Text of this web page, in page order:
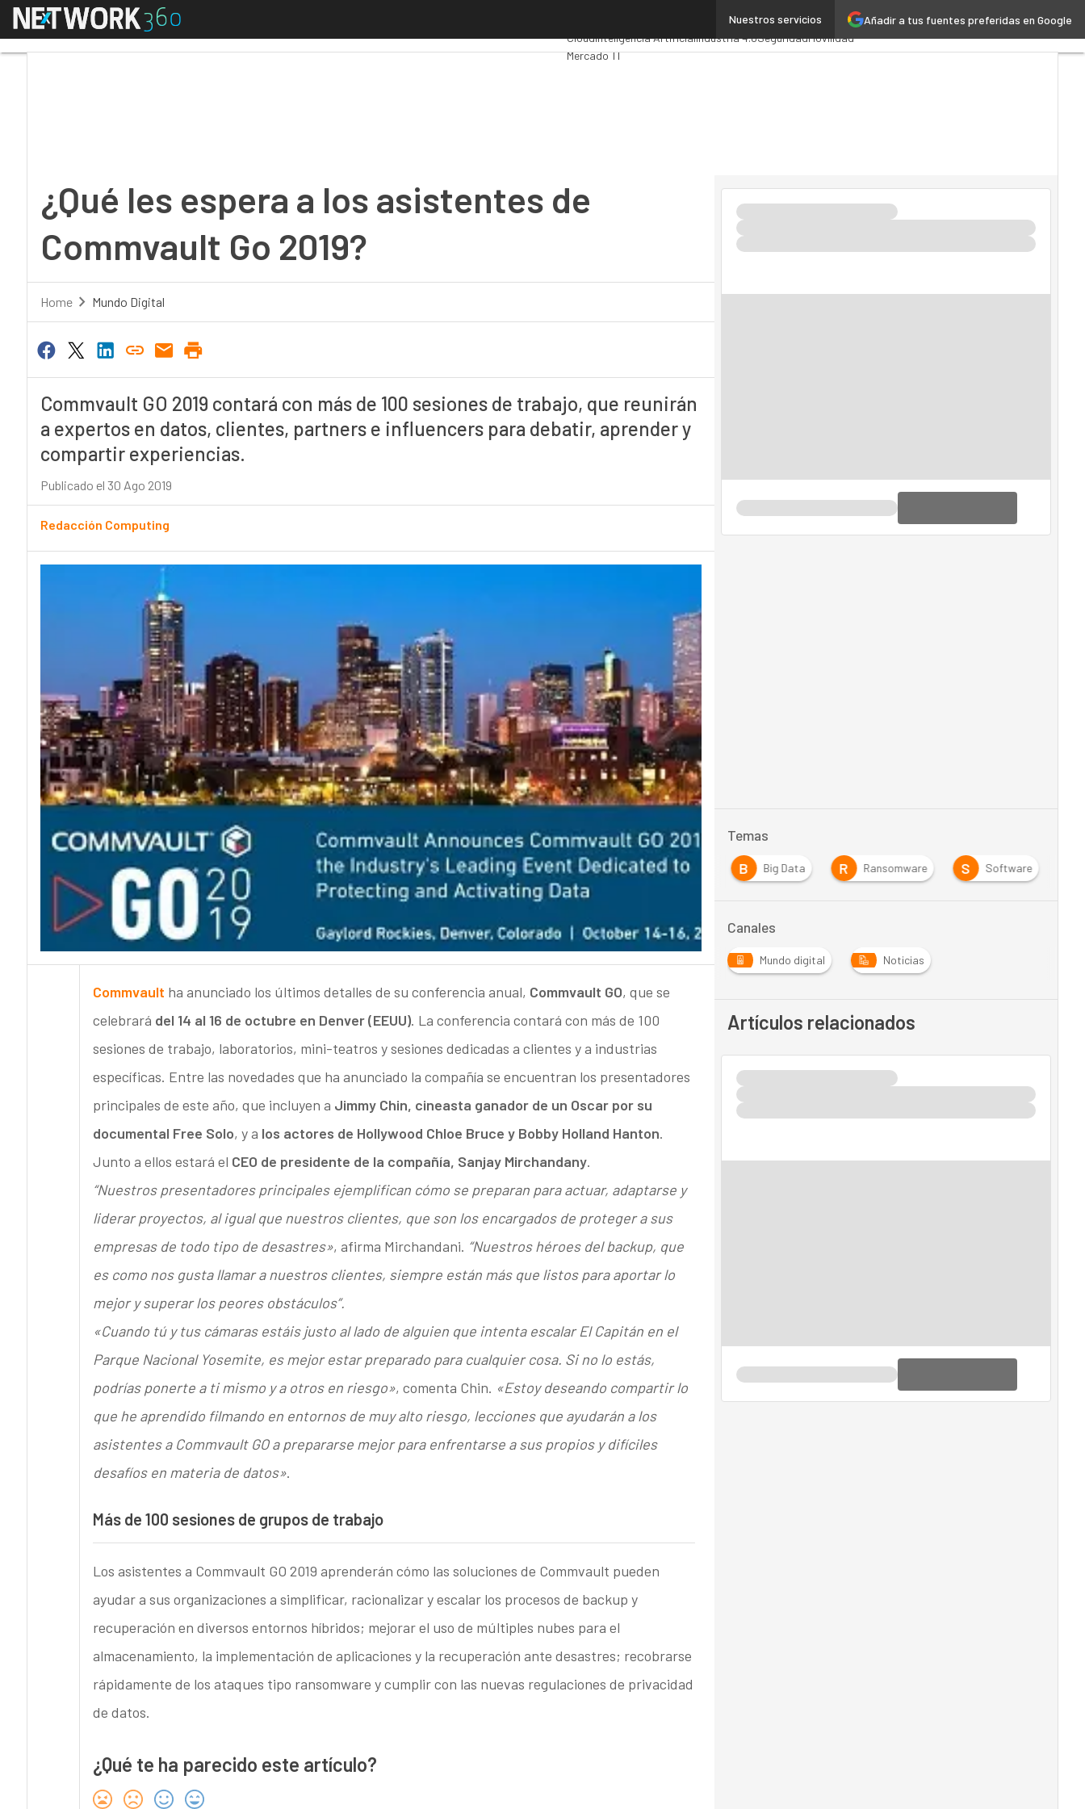
Añadir a tus fuentes preferidas en Google
Nuestros servicios
Menú Administración Pública MarTech
CloudInteligencia ArtificialIndustria 4.0SeguridadMovilidad
Mercado TI
¿Qué les espera a los asistentes de
Commvault Go 2019?
Home Mundo Digital
Commvault GO 2019 contará con más de 100 sesiones de trabajo, que reunirán
a expertos en datos, clientes, partners e influencers para debatir, aprender y
compartir experiencias.
Publicado el 30 Ago 2019
Redacción Computing
Commvault ha anunciado los últimos detalles de su conferencia anual, Commvault GO, que se
celebrará del 14 al 16 de octubre en Denver (EEUU). La conferencia contará con más de 100
sesiones de trabajo, laboratorios, mini-teatros y sesiones dedicadas a clientes y a industrias
específicas. Entre las novedades que ha anunciado la compañía se encuentran los presentadores
principales de este año, que incluyen a Jimmy Chin, cineasta ganador de un Oscar por su
documental Free Solo, y a los actores de Hollywood Chloe Bruce y Bobby Holland Hanton.
Junto a ellos estará el CEO de presidente de la compañía, Sanjay Mirchandany.
“Nuestros presentadores principales ejemplifican cómo se preparan para actuar, adaptarse y
liderar proyectos, al igual que nuestros clientes, que son los encargados de proteger a sus
empresas de todo tipo de desastres», afirma Mirchandani. “Nuestros héroes del backup, que
es como nos gusta llamar a nuestros clientes, siempre están más que listos para aportar lo
mejor y superar los peores obstáculos”.
«Cuando tú y tus cámaras estáis justo al lado de alguien que intenta escalar El Capitán en el
Parque Nacional Yosemite, es mejor estar preparado para cualquier cosa. Si no lo estás,
podrías ponerte a ti mismo y a otros en riesgo», comenta Chin. «Estoy deseando compartir lo
que he aprendido filmando en entornos de muy alto riesgo, lecciones que ayudarán a los
asistentes a Commvault GO a prepararse mejor para enfrentarse a sus propios y difíciles
desafíos en materia de datos».
Más de 100 sesiones de grupos de trabajo
Los asistentes a Commvault GO 2019 aprenderán cómo las soluciones de Commvault pueden
ayudar a sus organizaciones a simplificar, racionalizar y escalar los procesos de backup y
recuperación en diversos entornos híbridos; mejorar el uso de múltiples nubes para el
almacenamiento, la implementación de aplicaciones y la recuperación ante desastres; recobrarse
rápidamente de los ataques tipo ransomware y cumplir con las nuevas regulaciones de privacidad
de datos.
¿Qué te ha parecido este artículo?
Temas
A
Almacenamiento B Big Data R Ransomware S Software
Canales
Mundo digital Noticias
Artículos relacionados